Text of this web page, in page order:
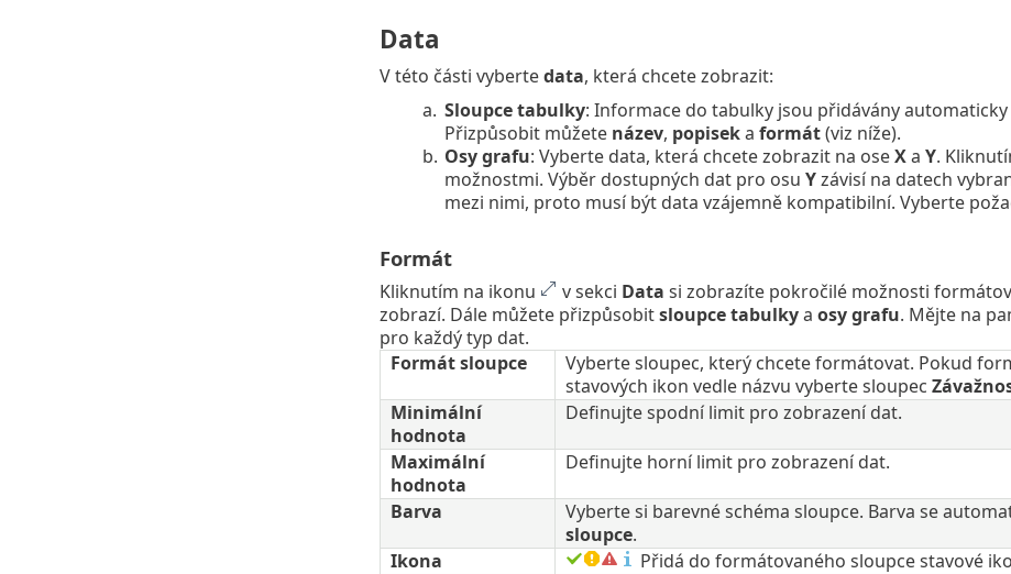
Data
V této části vybertedata, která chcete zobrazit:
a. Sloupce tabulky: Informace do tabulky jsou přidávány
Přizpůsobit můžete název, popiseka formát(viz níže).
b. Osy grafu: Vyberte data, která chcete zobrazit na oseXa Y.
možnostmi. Výběr dostupných dat pro osu Yzávisí na datech
mezi nimi, proto musí být data vzájemně kompatibilní. Vyberte
Formát
Kliknutím na ikonu v sekci Data si zobrazíte pokročilé možnosti
zobrazí. Dále můžete přizpůsobitsloupce tabulkya osy grafu. Mějte na
pro každý typ dat.
Formát sloupce
Vyberte sloupec, který chcete formátovat. Pokud
stavových ikon vedle názvu vyberte sloupec
Minimální
hodnota
Definujte spodní limit pro zobrazení dat.
Maximální
hodnota
Definujte horní limit pro zobrazení dat.
Barva Vyberte si barevné schéma sloupce. Barva se
sloupce.
Ikona
Přidá do formátovaného sloupce stavové